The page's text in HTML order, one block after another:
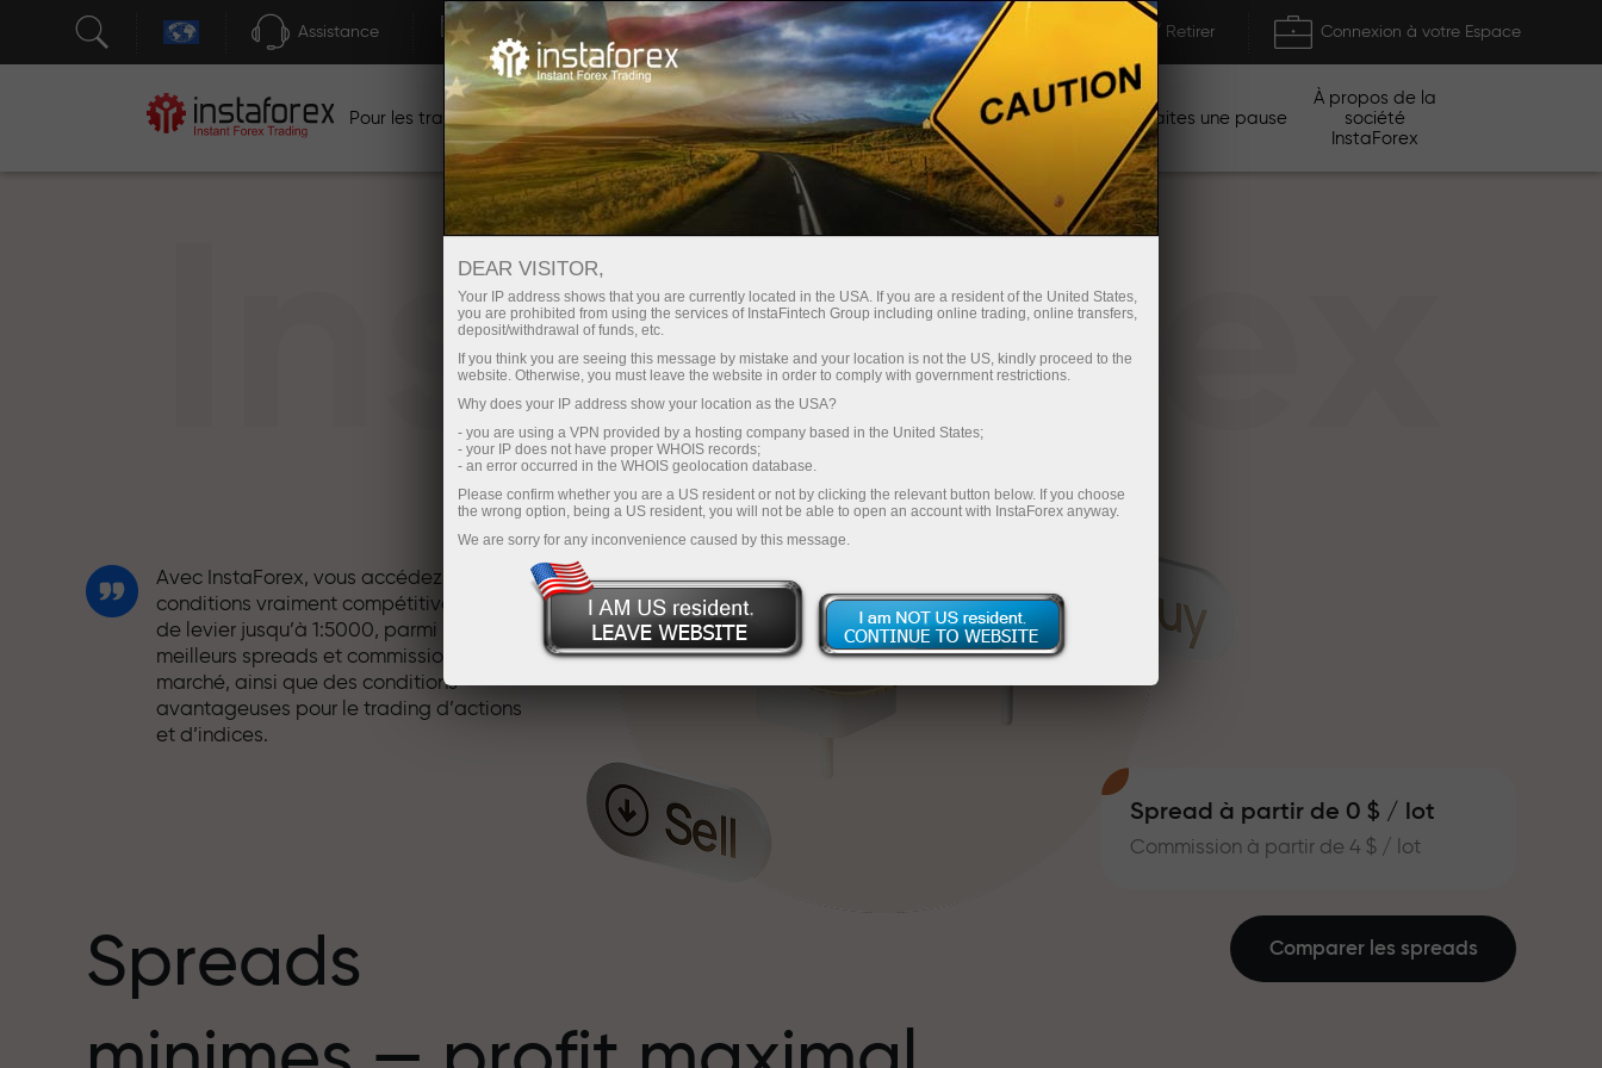
Assistance Ouverture rapide de compte Plateforme de trading Déposer / Retirer Connexion à votre Espace
Pour les traders
Pour les traders
débutants
Pour les
investisseurs
Pour les
partenaires
Campagnes Faites une pause
À propos de la
société
InstaForex
InstaForex
Spread à partir de 0 $ / lot
Commission à partir de 4 $ / lot
Avec InstaForex, vous accédez à des
conditions vraiment compétitives : effet
de levier jusqu’à 1:5000, parmi les
meilleurs spreads et commissions du
marché, ainsi que des conditions
avantageuses pour le trading d’actions
et d’indices.
trading partagent les mêmes valeurs.
Aleš Loprais apporte l’esprit de
Spreads
Comparer les spreads
DEAR VISITOR,
Your IP address shows that you are currently located in the USA. If you are a resident of the United States,
you are prohibited from using the services of InstaFintech Group including online trading, online transfers,
deposit/withdrawal of funds, etc.
If you think you are seeing this message by mistake and your location is not the US, kindly proceed to the
website. Otherwise, you must leave the website in order to comply with government restrictions.
Why does your IP address show your location as the USA?
- you are using a VPN provided by a hosting company based in the United States;
- your IP does not have proper WHOIS records;
- an error occurred in the WHOIS geolocation database.
Please confirm whether you are a US resident or not by clicking the relevant button below. If you choose
the wrong option, being a US resident, you will not be able to open an account with InstaForex anyway.
We are sorry for any inconvenience caused by this message.